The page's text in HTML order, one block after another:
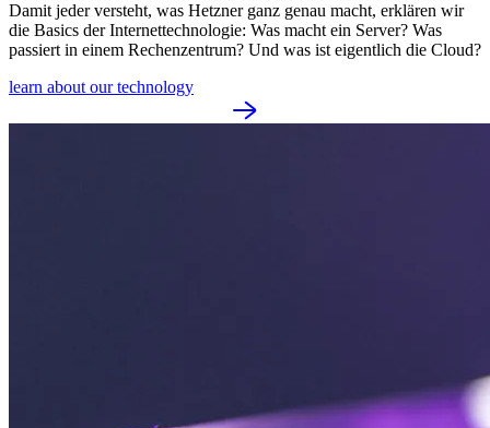
Damit jeder versteht, was Hetzner ganz genau macht, erklären wir
die Basics der Internettechnologie: Was macht ein Server? Was
passiert in einem Rechenzentrum? Und was ist eigentlich die Cloud?
learn about our technology